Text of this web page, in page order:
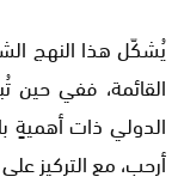
يُشكّل هذا النهج
القائمة، ففي حين
الدولي ذات أهميةٍ
أرحب، مع التركيز